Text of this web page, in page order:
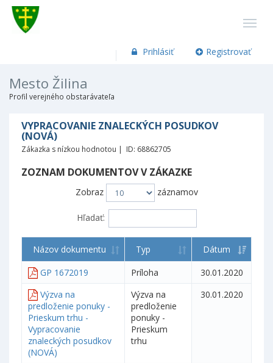
Prihlásiť Registrovať
Mesto Žilina
Profil verejného obstarávateľa
VYPRACOVANIE ZNALECKÝCH POSUDKOV
(NOVÁ)
Zákazka s nízkou hodnotou | ID: 68862705
ZOZNAM DOKUMENTOV V ZÁKAZKE
Zobraz záznamov
Hľadať:
Názov dokumentu Typ
Dátum
GP 1672019
Príloha
30.01.2020
Výzva na
predloženie ponuky -
Prieskum trhu -
Vypracovanie
znaleckých posudkov
(NOVÁ)
Výzva na
predloženie
ponuky -
Prieskum
trhu
30.01.2020